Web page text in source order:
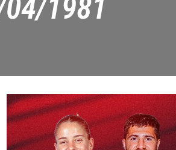
1981